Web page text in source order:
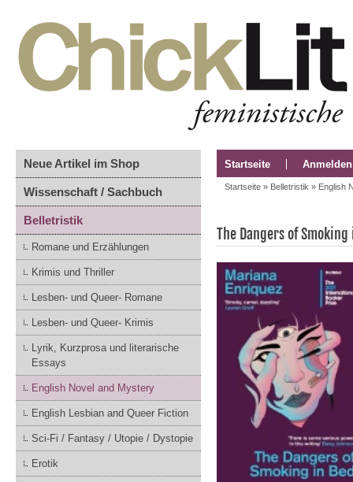
Neue Artikel im Shop
Wissenschaft / Sachbuch
Belletristik
Romane und Erzählungen
Krimis und Thriller
Lesben- und Queer- Romane
Lesben- und Queer- Krimis
Lyrik, Kurzprosa und literarische
Essays
English Novel and Mystery
English Lesbian and Queer Fiction
Sci-Fi / Fantasy / Utopie / Dystopie
Erotik
Startseite Anmelden
Startseite » Belletristik » English
The Dangers of Smoking